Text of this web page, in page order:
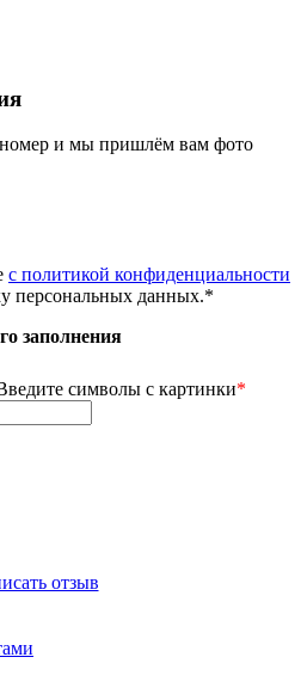
номер и мы пришлём вам фото
с политикой конфиденциальности
персональных данных.*
заполнения
символы с картинки*
отзыв